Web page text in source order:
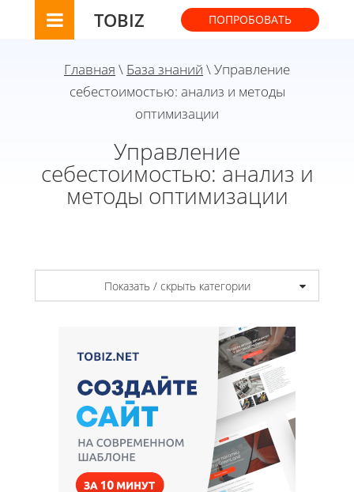
TOBIZ ПОПРОБОВАТЬ
Главная \ База знаний \ Управление
себестоимостью: анализ и методы
оптимизации
Управление
себестоимостью: анализ и
методы оптимизации
Показать / скрыть категории